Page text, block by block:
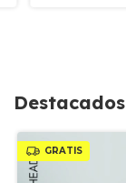
Destacados
GRATIS